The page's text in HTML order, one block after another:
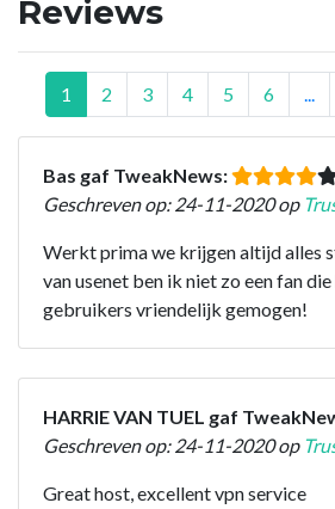
Reviews
1 2 3 4 5 6
Bas gaf TweakNews:
Geschreven op: 24-11-2020 op
Werkt prima we krijgen altijd alles
van usenet ben ik niet zo een fan
gebruikers vriendelijk gemogen!
HARRIE VAN TUEL gaf
Geschreven op: 24-11-2020 op
Great host, excellent vpn service